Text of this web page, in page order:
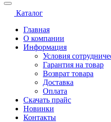
Каталог
Главная
О компании
Информация
Условия
Гарантия на товар
Возврат товара
Доставка
Оплата
Скачать прайс
Новинки
Контакты